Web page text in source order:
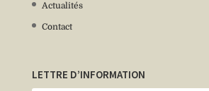
Actualités
Contact
LETTRE D’INFORMATION